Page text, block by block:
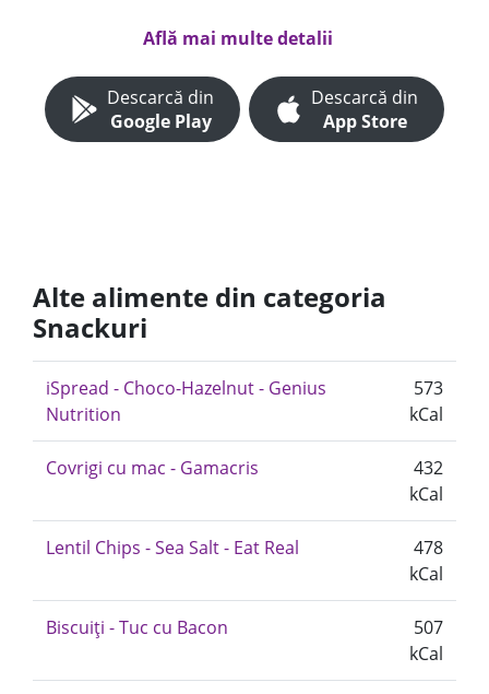
Află mai multe detalii
Descarcă din
Google Play
Descarcă din
App Store
Alte alimente din categoria
Snackuri
iSpread - Choco-Hazelnut - Genius
Nutrition
573
kCal
Covrigi cu mac - Gamacris
432
kCal
Lentil Chips - Sea Salt - Eat Real
478
kCal
Biscuiți - Tuc cu Bacon
507
kCal